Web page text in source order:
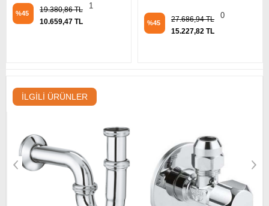
%45
19.380,86 TL
10.659,47 TL
1
%45
27.686,94 TL
15.227,82 TL
0
İLGILI ÜRÜNLER